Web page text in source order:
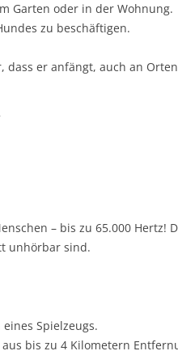
Garten oder in der Wohnung.
zu beschäftigen.
dass er anfängt, auch an
– bis zu 65.000 Hertz!
unhörbar sind.
Spielzeugs.
bis zu 4 Kilometern